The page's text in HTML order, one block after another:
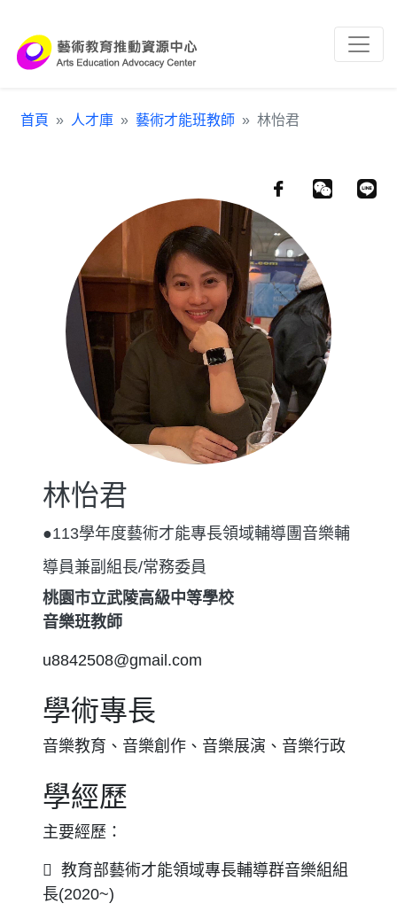
首頁 人才庫 藝術才能班教師 林怡君
林怡君
●113學年度藝術才能專長領域輔導團音樂輔
導員兼副組長/常務委員
桃園市立武陵高級中等學校
音樂班教師
u8842508@gmail.com
學術專長
音樂教育、音樂創作、音樂展演、音樂行政
學經歷
主要經歷：
 教育部藝術才能領域專長輔導群音樂組組
長(2020~)